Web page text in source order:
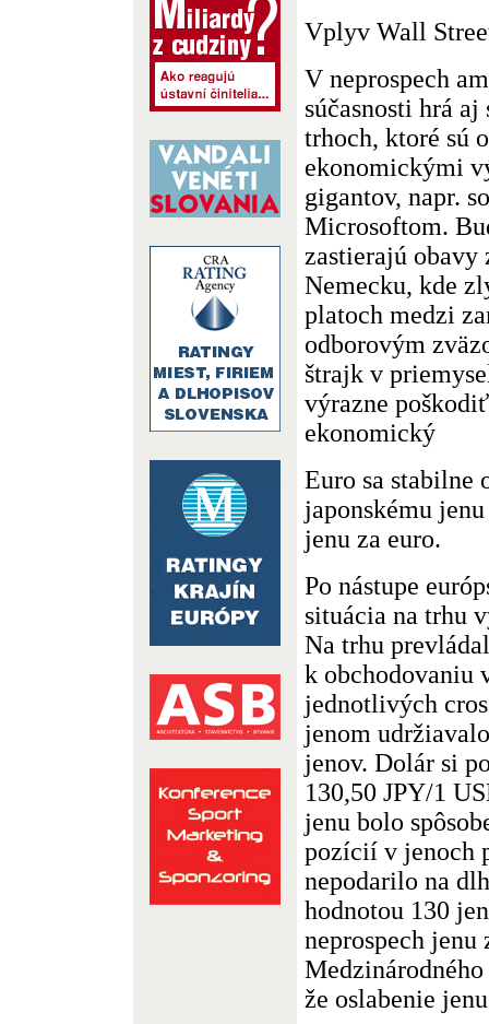
Vplyv Wall
V neprospech
súčasnosti hrá
trhoch, ktoré sú
ekonomickými
gigantov, napr.
Microsoftom.
zastierajú obavy
Nemecku, kde
platoch medzi
odborovým
štrajk v
výrazne
ekonomický
Euro sa stabilne
japonskému
jenu za euro.
Po nástupe
situácia na trhu
Na trhu
k obchodovaniu
jednotlivých
jenom
jenov. Dolár si
130,50 JPY/1
jenu bolo
pozícií v jenoch
nepodarilo na
hodnotou 130
neprospech
že oslabenie